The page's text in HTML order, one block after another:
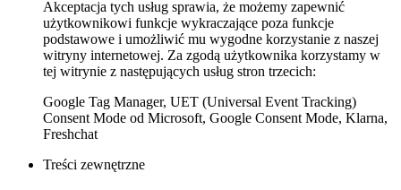
Akceptacja tych usług sprawia, że możemy zapewnić
użytkownikowi funkcje wykraczające poza funkcje
podstawowe i umożliwić mu wygodne korzystanie z naszej
witryny internetowej. Za zgodą użytkownika korzystamy w
tej witrynie z następujących usług stron trzecich:
Google Tag Manager, UET (Universal Event Tracking)
Consent Mode od Microsoft, Google Consent Mode, Klarna,
Freshchat
Treści zewnętrzne